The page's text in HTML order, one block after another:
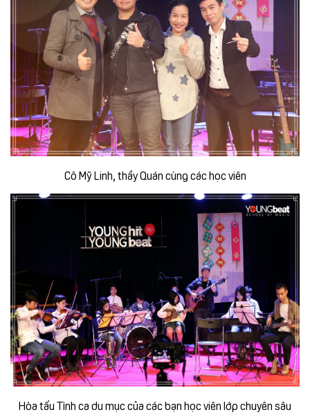
Cô Mỹ Linh, thầy Quán cùng các học viên
Hòa tấu Tình ca du mục của các bạn học viên lớp chuyên sâu